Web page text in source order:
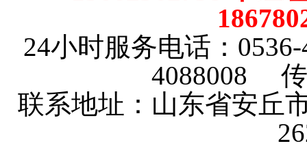
24小时服务电话：
4088008 传
联系地址：山东省安丘